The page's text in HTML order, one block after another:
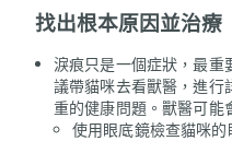
找出根本原因並治療
淚痕只是一個症狀，最重
議帶貓咪去看獸醫，進行
重的健康問題。獸醫可能
使用眼底鏡檢查貓咪的